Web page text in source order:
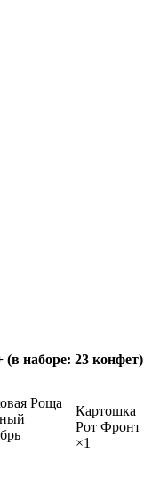
наборе: 23 конфет)
Роща
Картошка
Рот Фронт
×1